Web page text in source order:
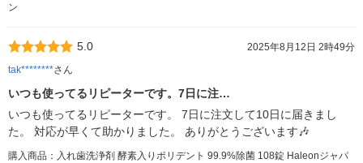
ン
5.0
2025年8月12日 2時49分
tak********さん
いつも使ってるリピーターです。7日に注…
いつも使ってるリピーターです。 7日に注文して10日に届きまし
た。 対応が早くて助かりました。 ありがとうございます🎶
購入商品：入れ歯洗浄剤 酵素入りポリデント 99.9%除菌 108錠 Haleonジャパ